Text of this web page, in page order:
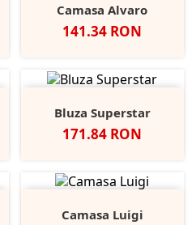
Camasa Alvaro
Pret
141.34 RON
Bluza Superstar
Pret
171.84 RON
Camasa Luigi